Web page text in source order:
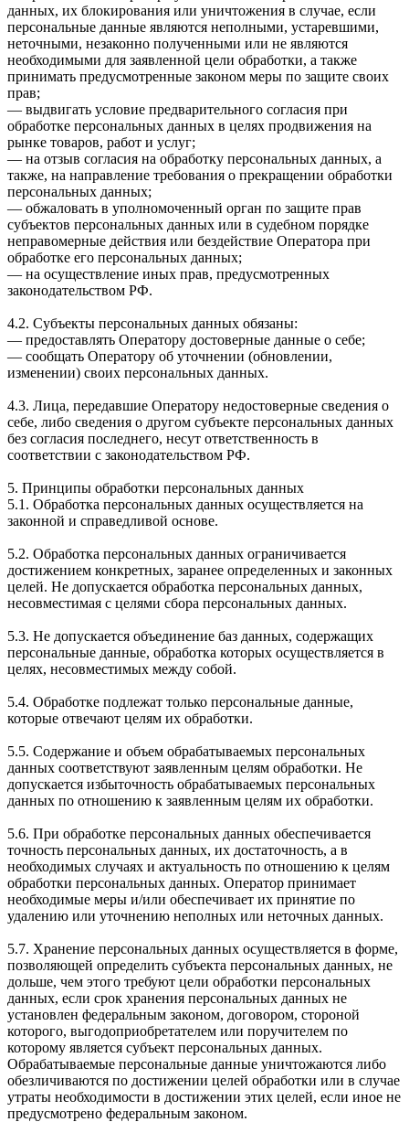
данных, их блокирования или уничтожения в случае, если
персональные данные являются неполными, устаревшими,
неточными, незаконно полученными или не являются
необходимыми для заявленной цели обработки, а также
принимать предусмотренные законом меры по защите своих
прав;
— выдвигать условие предварительного согласия при
обработке персональных данных в целях продвижения на
рынке товаров, работ и услуг;
— на отзыв согласия на обработку персональных данных, а
также, на направление требования о прекращении обработки
персональных данных;
— обжаловать в уполномоченный орган по защите прав
субъектов персональных данных или в судебном порядке
неправомерные действия или бездействие Оператора при
обработке его персональных данных;
— на осуществление иных прав, предусмотренных
законодательством РФ.
4.2. Субъекты персональных данных обязаны:
— предоставлять Оператору достоверные данные о себе;
— сообщать Оператору об уточнении (обновлении,
изменении) своих персональных данных.
4.3. Лица, передавшие Оператору недостоверные сведения о
себе, либо сведения о другом субъекте персональных данных
без согласия последнего, несут ответственность в
соответствии с законодательством РФ.
5. Принципы обработки персональных данных
5.1. Обработка персональных данных осуществляется на
законной и справедливой основе.
5.2. Обработка персональных данных ограничивается
достижением конкретных, заранее определенных и законных
целей. Не допускается обработка персональных данных,
несовместимая с целями сбора персональных данных.
5.3. Не допускается объединение баз данных, содержащих
персональные данные, обработка которых осуществляется в
целях, несовместимых между собой.
5.4. Обработке подлежат только персональные данные,
которые отвечают целям их обработки.
5.5. Содержание и объем обрабатываемых персональных
данных соответствуют заявленным целям обработки. Не
допускается избыточность обрабатываемых персональных
данных по отношению к заявленным целям их обработки.
5.6. При обработке персональных данных обеспечивается
точность персональных данных, их достаточность, а в
необходимых случаях и актуальность по отношению к целям
обработки персональных данных. Оператор принимает
необходимые меры и/или обеспечивает их принятие по
удалению или уточнению неполных или неточных данных.
5.7. Хранение персональных данных осуществляется в форме,
позволяющей определить субъекта персональных данных, не
дольше, чем этого требуют цели обработки персональных
данных, если срок хранения персональных данных не
установлен федеральным законом, договором, стороной
которого, выгодоприобретателем или поручителем по
которому является субъект персональных данных.
Обрабатываемые персональные данные уничтожаются либо
обезличиваются по достижении целей обработки или в случае
утраты необходимости в достижении этих целей, если иное не
предусмотрено федеральным законом.